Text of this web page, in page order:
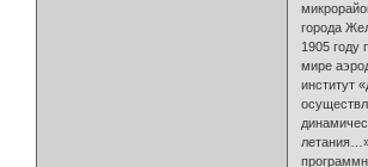
города
1905 году
мире
институт